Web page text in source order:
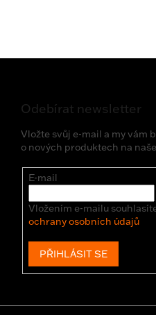
Odebírat newsletter
Vložte svůj e-mail a my vám
o nových produktech na
E-mail
Vložením e-mailu
ochrany osobních údajů
PŘIHLÁSIT SE